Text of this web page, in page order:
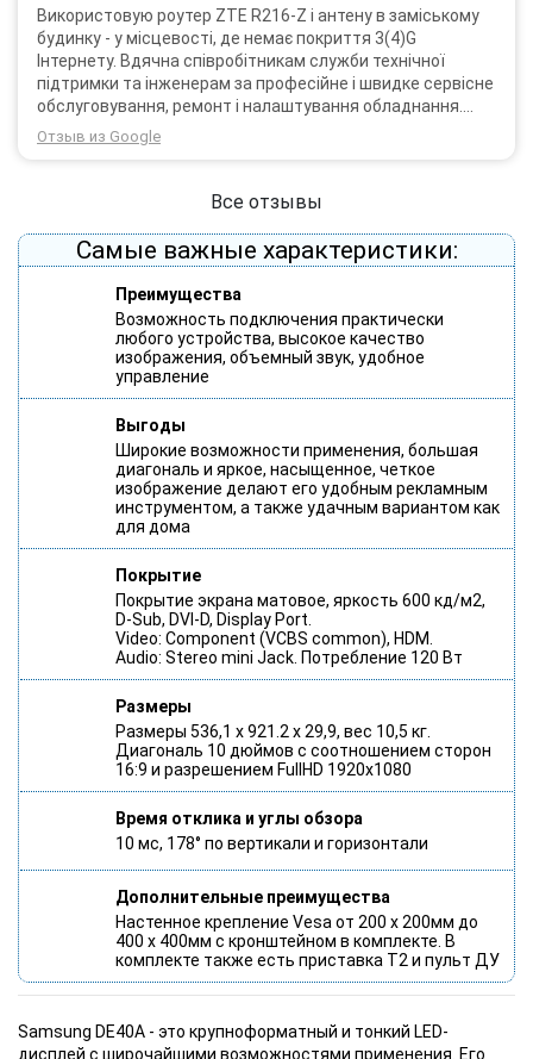
Використовую роутер ZTE R216-Z і антену в заміському
будинку - у місцевості, де немає покриття 3(4)G
Інтернету. Вдячна співробітникам служби технічної
підтримки та інженерам за професійне і швидке сервісне
обслуговування, ремонт і налаштування обладнання.
Через 3 роки після покупки я не шкодую про прийняте
тоді рішення придбати обладнання в компанії 3G star
Отзыв из Google
Все отзывы
Самые важные характеристики:
Преимущества
Возможность подключения практически
любого устройства, высокое качество
изображения, объемный звук, удобное
управление
Выгоды
Широкие возможности применения, большая
диагональ и яркое, насыщенное, четкое
изображение делают его удобным рекламным
инструментом, а также удачным вариантом как
для дома
Покрытие
Покрытие экрана матовое, яркость 600 кд/м2,
D-Sub, DVI-D, Display Port.
Video: Component (VCBS common), HDM.
Audio: Stereo mini Jack. Потребление 120 Вт
Размеры
Размеры 536,1 х 921.2 х 29,9, вес 10,5 кг.
Диагональ 10 дюймов с соотношением сторон
16:9 и разрешением FullHD 1920x1080
Время отклика и углы обзора
10 мс, 178° по вертикали и горизонтали
Дополнительные преимущества
Настенное крепление Vesa от 200 х 200мм до
400 х 400мм с кронштейном в комплекте. В
комплекте также есть приставка T2 и пульт ДУ
Samsung DE40A - это крупноформатный и тонкий LED-
дисплей с широчайшими возможностями применения. Его